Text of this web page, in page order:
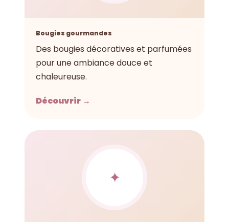
Bougies gourmandes
Des bougies décoratives et parfumées
pour une ambiance douce et
chaleureuse.
Découvrir →
✦